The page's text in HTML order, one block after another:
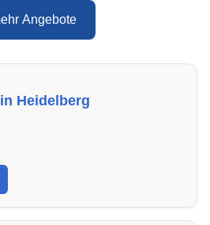
Angebote
Heidelberg
über die aktuellen Mietpreise
So weißt du genau, welche
ein Vergleich lohnt.